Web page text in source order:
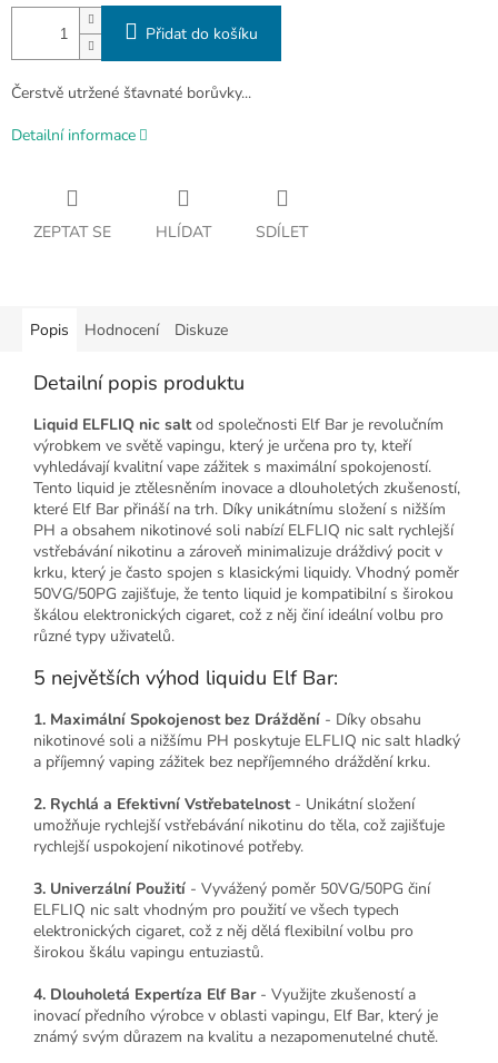
Přidat do košíku
Čerstvě utržené šťavnaté borůvky...
Detailní informace
ZEPTAT SE HLÍDAT SDÍLET
Popis Hodnocení Diskuze
Detailní popis produktu
Liquid ELFLIQ nic saltod společnosti Elf Bar je revolučním
výrobkem ve světě vapingu, který je určena pro ty, kteří
vyhledávají kvalitní vape zážitek s maximální spokojeností.
Tento liquid je ztělesněním inovace a dlouholetých zkušeností,
které Elf Bar přináší na trh. Díky unikátnímu složení s nižším
PH a obsahem nikotinové soli nabízí ELFLIQ nic salt rychlejší
vstřebávání nikotinu a zároveň minimalizuje dráždivý pocit v
krku, který je často spojen s klasickými liquidy. Vhodný poměr
50VG/50PG zajišťuje, že tento liquid je kompatibilní s širokou
škálou elektronických cigaret, což z něj činí ideální volbu pro
různé typy uživatelů.
5 největších výhod liquidu Elf Bar:
1. Maximální Spokojenost bez Dráždění - Díky obsahu
nikotinové soli a nižšímu PH poskytuje ELFLIQ nic salt hladký
a příjemný vaping zážitek bez nepříjemného dráždění krku.
2. Rychlá a Efektivní Vstřebatelnost- Unikátní složení
umožňuje rychlejší vstřebávání nikotinu do těla, což zajišťuje
rychlejší uspokojení nikotinové potřeby.
3. Univerzální Použití - Vyvážený poměr 50VG/50PG činí
ELFLIQ nic salt vhodným pro použití ve všech typech
elektronických cigaret, což z něj dělá flexibilní volbu pro
širokou škálu vapingu entuziastů.
4. Dlouholetá Expertíza Elf Bar- Využijte zkušeností a
inovací předního výrobce v oblasti vapingu, Elf Bar, který je
známý svým důrazem na kvalitu a nezapomenutelné chutě.